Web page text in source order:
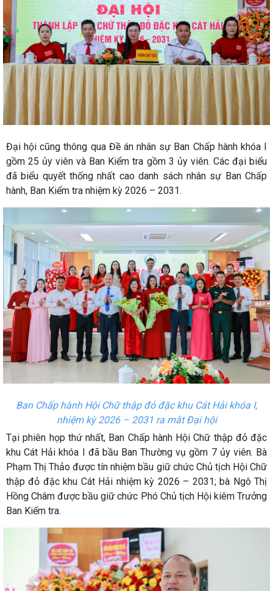
Đại hội cũng thông qua Đề án nhân sự Ban Chấp hành khóa I
gồm 25 ủy viên và Ban Kiểm tra gồm 3 ủy viên. Các đại biểu
đã biểu quyết thống nhất cao danh sách nhân sự Ban Chấp
hành, Ban Kiểm tra nhiệm kỳ 2026 – 2031.
Ban Chấp hành Hội Chữ thập đỏ đặc khu Cát Hải khóa I,
nhiệm kỳ 2026 – 2031 ra mắt Đại hội
Tại phiên họp thứ nhất, Ban Chấp hành Hội Chữ thập đỏ đặc
khu Cát Hải khóa I đã bầu Ban Thường vụ gồm 7 ủy viên. Bà
Phạm Thị Thảo được tín nhiệm bầu giữ chức Chủ tịch Hội Chữ
thập đỏ đặc khu Cát Hải nhiệm kỳ 2026 – 2031; bà Ngô Thị
Hồng Châm được bầu giữ chức Phó Chủ tịch Hội kiêm Trưởng
Ban Kiểm tra.